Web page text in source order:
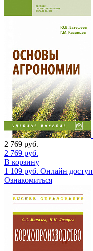
2 769 руб.
2 769 руб.
В корзину
1 109 руб. Онлайн доступ
Ознакомиться